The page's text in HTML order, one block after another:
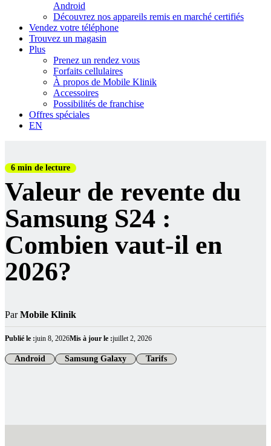
Android
Découvrez nos appareils remis en marché certifiés
Vendez votre téléphone
Trouvez un magasin
Plus
Prenez un rendez vous
Forfaits cellulaires
À propos de Mobile Klinik
Accessoires
Possibilités de franchise
Offres spéciales
EN
6 min de lecture
Valeur de revente du
Samsung S24 :
Combien vaut-il en
2026?
ParMobile Klinik
Publié le :juin 8, 2026Mis à jour le :juillet 2, 2026
Android Samsung Galaxy Tarifs